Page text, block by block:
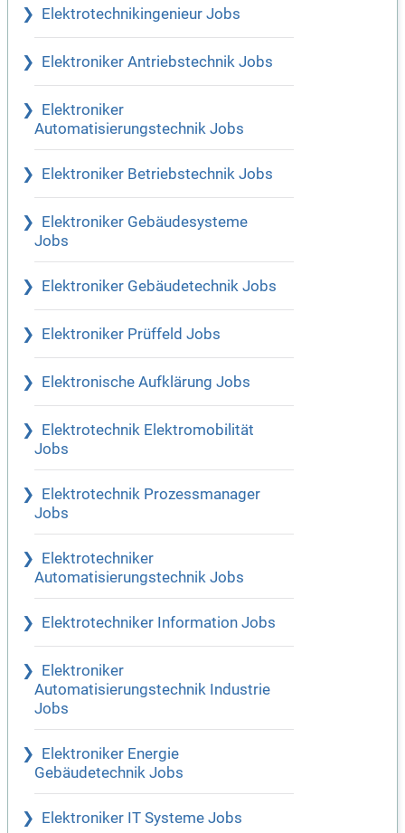
Elektrotechnikingenieur Jobs
Elektroniker Antriebstechnik Jobs
Elektroniker
Automatisierungstechnik Jobs
Elektroniker Betriebstechnik Jobs
Elektroniker Gebäudesysteme
Jobs
Elektroniker Gebäudetechnik Jobs
Elektroniker Prüffeld Jobs
Elektronische Aufklärung Jobs
Elektrotechnik Elektromobilität
Jobs
Elektrotechnik Prozessmanager
Jobs
Elektrotechniker
Automatisierungstechnik Jobs
Elektrotechniker Information Jobs
Elektroniker
Automatisierungstechnik Industrie
Jobs
Elektroniker Energie
Gebäudetechnik Jobs
Elektroniker IT Systeme Jobs